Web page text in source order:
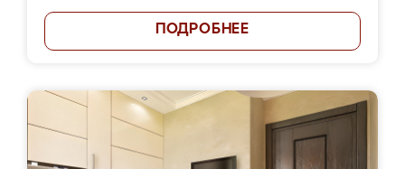
ПОДРОБНЕЕ